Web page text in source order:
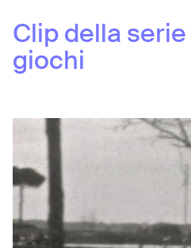
Clip della serie
giochi